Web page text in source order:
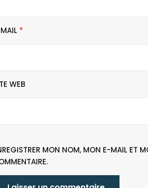
*
WEB
MON NOM, MON E-MAIL ET